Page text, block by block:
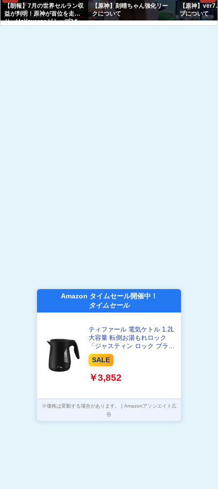
【朗報】7月の世界セルラン収
益が判明！原神が首位を走
り、HoYoverseがトップ3を
【原神】刻晴ちゃん強化リー
クについて
【原神】
プについて
Amazon タイムセール開催中！
タイムセール
ティファール 電気ケトル 1.2L
大容量 転倒お湯もれロック
「ジャスティン ロック ブラッ
ク」 省スチーム設計
KO5908JPA
SALE
￥3,852
※価格は変動する場合があります。 | Amazonアソシエイト広
告